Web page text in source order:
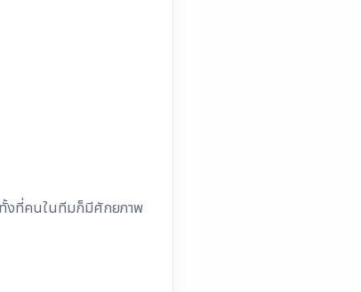
ทั้งที่คนในทีมก็มีศักยภาพ